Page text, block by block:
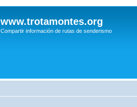
www.trotamontes.org
Compartir información de rutas de senderismo